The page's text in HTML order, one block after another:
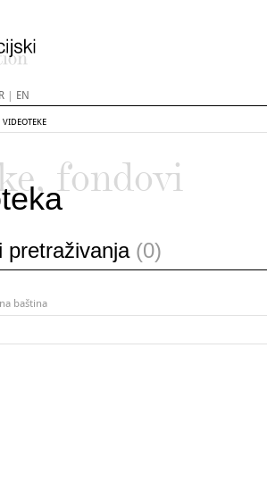
| EN
VIDEOTEKE
fondovi
pretraživanja (0)
baština